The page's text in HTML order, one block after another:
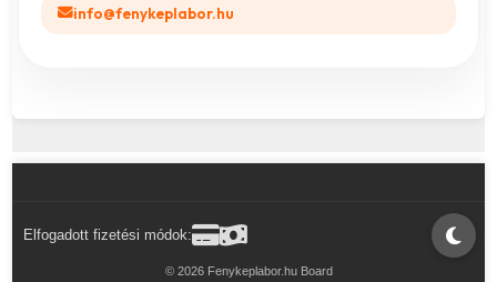
info@fenykeplabor.hu
Elfogadott fizetési módok:
© 2026 Fenykeplabor.hu Board